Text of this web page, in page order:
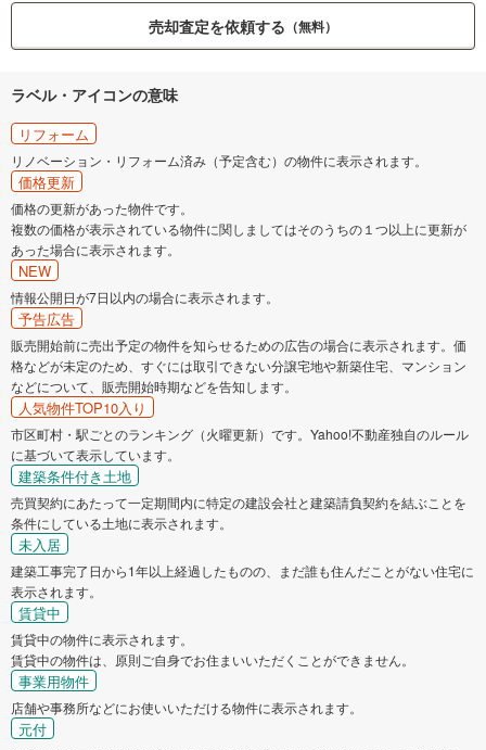
売却査定を依頼する （無料）
ラベル・アイコンの意味
リフォーム
リノベーション・リフォーム済み（予定含む）の物件に表示されます。
価格更新
価格の更新があった物件です。
複数の価格が表示されている物件に関しましてはそのうちの１つ以上に更新が
あった場合に表示されます。
NEW
情報公開日が7日以内の場合に表示されます。
予告広告
販売開始前に売出予定の物件を知らせるための広告の場合に表示されます。価
格などが未定のため、すぐには取引できない分譲宅地や新築住宅、マンション
などについて、販売開始時期などを告知します。
人気物件TOP10入り
市区町村・駅ごとのランキング（火曜更新）です。Yahoo!不動産独自のルール
に基づいて表示しています。
建築条件付き土地
売買契約にあたって一定期間内に特定の建設会社と建築請負契約を結ぶことを
条件にしている土地に表示されます。
未入居
建築工事完了日から1年以上経過したものの、まだ誰も住んだことがない住宅に
表示されます。
賃貸中
賃貸中の物件に表示されます。
賃貸中の物件は、原則ご自身でお住まいいただくことができません。
事業用物件
店舗や事務所などにお使いいただける物件に表示されます。
元付